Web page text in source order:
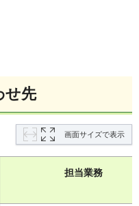
せ先
画面サイズで表示
担当業務